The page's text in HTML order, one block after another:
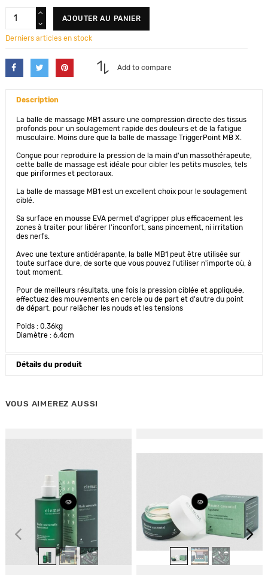
AJOUTER AU PANIER
Derniers articles en stock
Add to compare
Description
La balle de massage MB1 assure une compression directe des tissus
profonds pour un soulagement rapide des douleurs et de la fatigue
musculaire. Moins dure que la balle de massage TriggerPoint MB X.
Conçue pour reproduire la pression de la main d'un massothérapeute,
cette balle de massage est idéale pour cibler les petits muscles, tels
que piriformes et pectoraux.
La balle de massage MB1 est un excellent choix pour le soulagement
ciblé.
Sa surface en mousse EVA permet d'agripper plus efficacement les
zones à traiter pour libérer l'inconfort, sans pincement, ni irritation
des nerfs.
Avec une texture antidérapante, la balle MB1 peut être utilisée sur
toute surface dure, de sorte que vous pouvez l'utiliser n'importe où, à
tout moment.
Pour de meilleurs résultats, une fois la pression ciblée et appliquée,
effectuez des mouvements en cercle ou de part et d'autre du point
de départ, pour relâcher les nouds et les tensions
Poids : 0.36kg
Diamètre : 6.4cm
Détails du produit
VOUS AIMEREZ AUSSI